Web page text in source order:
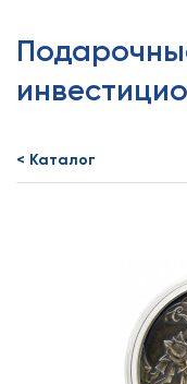
< Каталог